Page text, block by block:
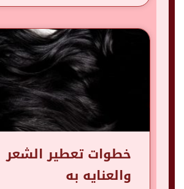
خطوات تعطير الشعر
والعنايه به